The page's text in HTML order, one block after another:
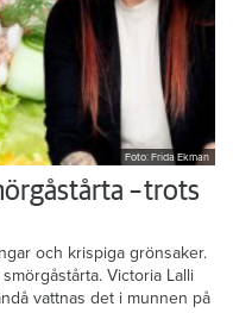
Foto: Frida Ekman
– trots
och krispiga grönsaker.
Victoria Lalli
vattnas det i munnen på